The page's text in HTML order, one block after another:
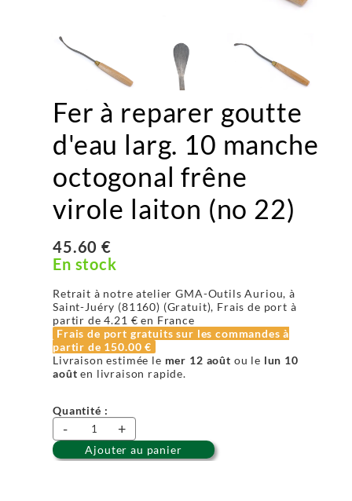
Fer à reparer goutte
d'eau larg. 10 manche
octogonal frêne
virole laiton (no 22)
45.60 €
En stock
Retrait à notre atelier GMA-Outils Auriou, à
Saint-Juéry (81160) (Gratuit), Frais de port à
partir de4.21 € en France
Frais de port gratuits sur les commandes à
partir de 150.00 €
Livraison estimée le mer 12 août ou le lun 10
août en livraison rapide.
Quantité :
- +
Ajouter au panier